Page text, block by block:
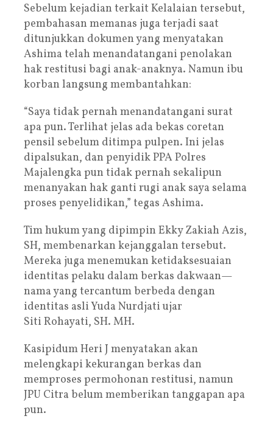
Sebelum kejadian terkait Kelalaian tersebut,
pembahasan memanas juga terjadi saat
ditunjukkan dokumen yang menyatakan
Ashima telah menandatangani penolakan
hak restitusi bagi anak-anaknya. Namun ibu
korban langsung membantahkan:
“Saya tidak pernah menandatangani surat
apa pun. Terlihat jelas ada bekas coretan
pensil sebelum ditimpa pulpen. Ini jelas
dipalsukan, dan penyidik PPA Polres
Majalengka pun tidak pernah sekalipun
menanyakan hak ganti rugi anak saya selama
proses penyelidikan,” tegas Ashima.
Tim hukum yang dipimpin Ekky Zakiah Azis,
SH, membenarkan kejanggalan tersebut.
Mereka juga menemukan ketidaksesuaian
identitas pelaku dalam berkas dakwaan—
nama yang tercantum berbeda dengan
identitas asli Yuda Nurdjati ujar
Siti Rohayati, SH. MH.
Kasipidum Heri J menyatakan akan
melengkapi kekurangan berkas dan
memproses permohonan restitusi, namun
JPU Citra belum memberikan tanggapan apa
pun.